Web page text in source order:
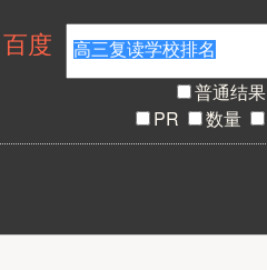
普通结果
PR
数量